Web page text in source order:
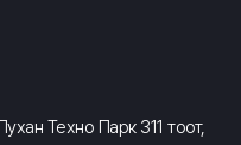
Техно Парк 311 тоот,